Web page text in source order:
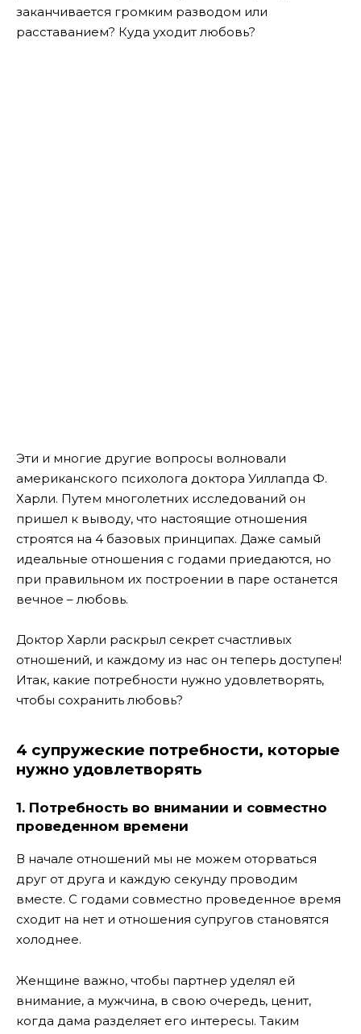
заканчивается громким разводом или
расставанием? Куда уходит любовь?
Эти и многие другие вопросы волновали
американского психолога доктора Уиллапда Ф.
Харли. Путем многолетних исследований он
пришел к выводу, что настоящие отношения
строятся на 4 базовых принципах. Даже самый
идеальные отношения с годами приедаются, но
при правильном их построении в паре останется
вечное – любовь.
Доктор Харли раскрыл секрет счастливых
отношений, и каждому из нас он теперь доступен!
Итак, какие потребности нужно удовлетворять,
чтобы сохранить любовь?
4 супружеские потребности, которые
нужно удовлетворять
1. Потребность во внимании и совместно
проведенном времени
В начале отношений мы не можем оторваться
друг от друга и каждую секунду проводим
вместе. С годами совместно проведенное время
сходит на нет и отношения супругов становятся
холоднее.
Женщине важно, чтобы партнер уделял ей
внимание, а мужчина, в свою очередь, ценит,
когда дама разделяет его интересы. Таким